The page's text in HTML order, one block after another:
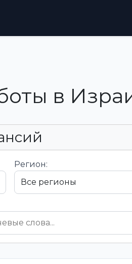
в
Регион: